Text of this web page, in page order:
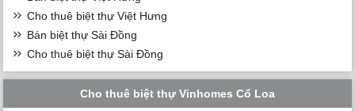
Cho thuê biệt thự Việt Hưng
Bán biệt thự Sài Đồng
Cho thuê biệt thự Sài Đồng
Cho thuê biệt thự Vinhomes Cổ Loa